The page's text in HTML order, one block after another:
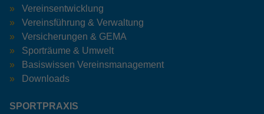
Vereinsentwicklung
Vereinsführung & Verwaltung
Versicherungen & GEMA
Sporträume & Umwelt
Basiswissen Vereinsmanagement
Downloads
SPORTPRAXIS